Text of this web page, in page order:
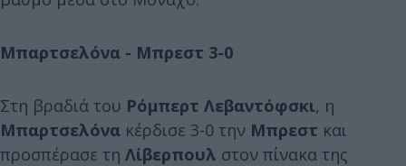
Μπαρτσελόνα - Μπρεστ 3-0
Στη βραδιά του Ρόμπερτ Λεβαντόφσκι, η
Μπαρτσελόνα κέρδισε 3-0 την Μπρεστ και
προσπέρασε τη Λίβερπουλ στον πίνακα της